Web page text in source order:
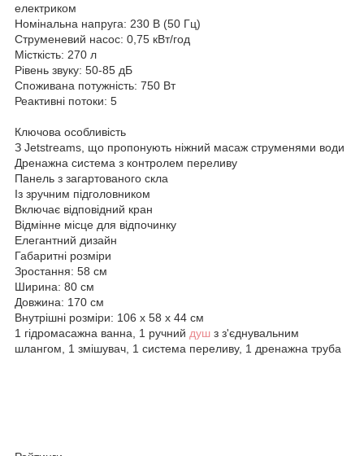
електриком
Номінальна напруга: 230 В (50 Гц)
Струменевий насос: 0,75 кВт/год
Місткість: 270 л
Рівень звуку: 50-85 дБ
Споживана потужність: 750 Вт
Реактивні потоки: 5
Ключова особливість
З Jetstreams, що пропонують ніжний масаж струменями води
Дренажна система з контролем переливу
Панель з загартованого скла
Із зручним підголовником
Включає відповідний кран
Відмінне місце для відпочинку
Елегантний дизайн
Габаритні розміри
Зростання: 58 см
Ширина: 80 см
Довжина: 170 см
Внутрішні розміри: 106 х 58 х 44 см
1 гідромасажна ванна, 1 ручний душ з з'єднувальним
шлангом, 1 змішувач, 1 система переливу, 1 дренажна труба